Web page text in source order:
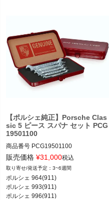
【ポルシェ純正】Porsche Clas
sic 5 ピース スパナ セット PCG
19501100
商品番号 PCG19501100
ポルシェ 964(911) 89-93
ポルシェ 993(911) 93-97
ポルシェ 996(911) 97-04
販売価格 ¥31,000税込
3~6週間
ポルシェ 964(911)
ポルシェ 993(911)
ポルシェ 996(911)